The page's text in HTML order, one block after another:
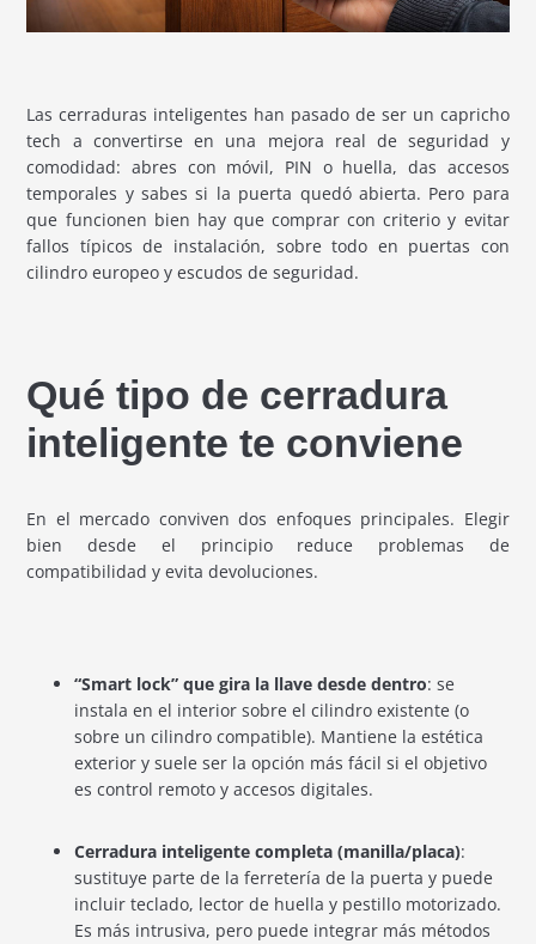
Las cerraduras inteligentes han pasado de ser un capricho
tech a convertirse en una mejora real de seguridad y
comodidad: abres con móvil, PIN o huella, das accesos
temporales y sabes si la puerta quedó abierta. Pero para
que funcionen bien hay que comprar con criterio y evitar
fallos típicos de instalación, sobre todo en puertas con
cilindro europeo y escudos de seguridad.
Qué tipo de cerradura
inteligente te conviene
En el mercado conviven dos enfoques principales. Elegir
bien desde el principio reduce problemas de
compatibilidad y evita devoluciones.
“Smart lock” que gira la llave desde dentro: se
instala en el interior sobre el cilindro existente (o
sobre un cilindro compatible). Mantiene la estética
exterior y suele ser la opción más fácil si el objetivo
es control remoto y accesos digitales.
Cerradura inteligente completa (manilla/placa):
sustituye parte de la ferretería de la puerta y puede
incluir teclado, lector de huella y pestillo motorizado.
Es más intrusiva, pero puede integrar más métodos